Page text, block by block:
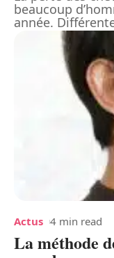
beaucoup
année.
Actus 4 min read
La méthode